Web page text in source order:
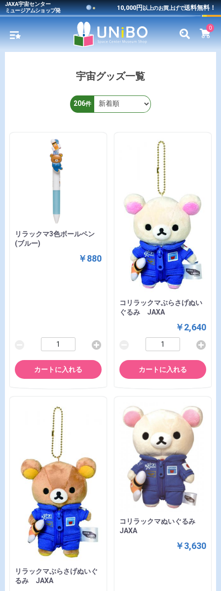
JAXA宇宙センター
ミュージアムショップ発
10,000円以上のお買上げで送料無料！
0
宇宙グッズ一覧
206件
リラックマ3色ボールペン
(ブルー)
￥880
カートに入れる
コリラックマぶらさげぬい
ぐるみ JAXA
￥2,640
カートに入れる
リラックマぶらさげぬいぐ
るみ JAXA
コリラックマぬいぐるみ
JAXA
￥3,630